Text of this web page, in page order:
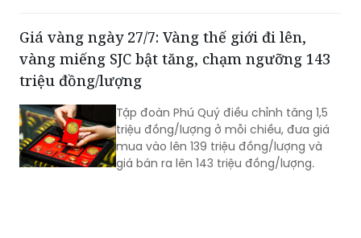
mở ra cơ hội giao dịch mới trước thềm
cuộc họp quyết định lãi suất của Cục
Dự trữ Liên bang Mỹ (Fed).
Giá vàng ngày 27/7: Vàng thế giới đi lên,
vàng miếng SJC bật tăng, chạm ngưỡng 143
triệu đồng/lượng
Tập đoàn Phú Quý điều chỉnh tăng 1,5
triệu đồng/lượng ở mỗi chiều, đưa giá
mua vào lên 139 triệu đồng/lượng và
giá bán ra lên 143 triệu đồng/lượng.